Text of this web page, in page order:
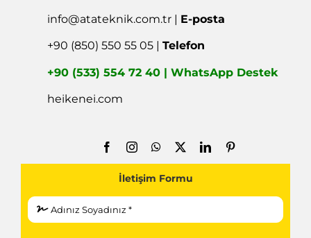
info@atateknik.com.tr | E-posta
+90 (850) 550 55 05 |Telefon
+90 (533) 554 72 40 | WhatsApp Destek
heikenei.com
İletişim Formu